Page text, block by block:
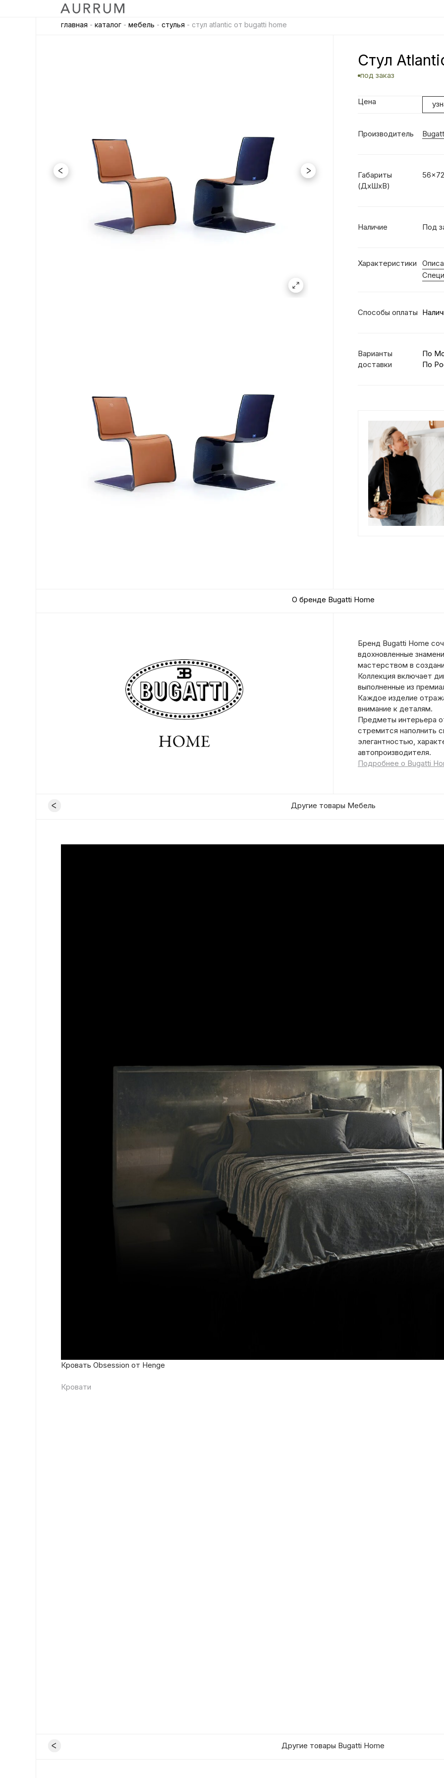
главная - каталог - мебель - стулья - стул atlantic от bugatti home
Стул
под заказ
Цена
Производитель
Габариты
(ДхШxВ)
Наличие Под
Характеристики
Способы оплаты
Варианты
доставки
По
По
О бренде Bugatti Home
Бренд Bugatti Home
вдохновленные
мастерством в
Коллекция включает
выполненные из
Каждое изделие
внимание к деталям.
Предметы интерьера
стремится наполнить
элегантностью,
автопроизводителя.
Подробнее о Bugatti
Другие товары Мебель
Кровать Obsession от Henge
Кровати
Другие товары Bugatti Home